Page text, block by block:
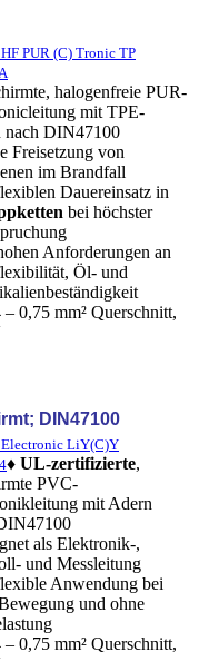
PUR (C) Tronic TP
halogenfreie PUR-
mit TPE-
nach DIN47100
Freisetzung von
im Brandfall
Dauereinsatz in
bei höchster
Anforderungen an
Öl- und
– 0,75 mm² Querschnitt,
DIN47100
LiY(C)Y
♦ UL-zertifizierte,
PVC-
mit Adern
als Elektronik-,
und Messleitung
Anwendung bei
und ohne
– 0,75 mm² Querschnitt,